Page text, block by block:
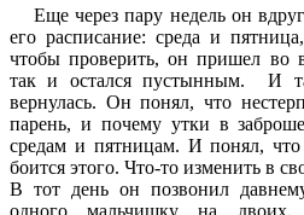
Еще через пару недель он
его расписание: среда и
чтобы проверить, он пришел во
так и остался пустынным. И та
вернулась. Он понял, что
парень, и почему утки в
средам и пятницам. И понял, что
боится этого. Что-то изменить в
В тот день он позвонил